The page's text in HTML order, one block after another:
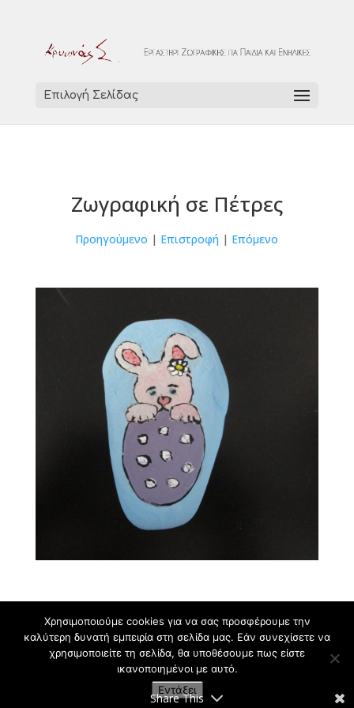
Επιλογή Σελίδας
Ζωγραφική σε Πέτρες
Προηγούμενο | Επιστροφή | Επόμενο
Εργαστήρι Ζωγραφικής για Παιδιά και Ενήλικες
Κρυωνάς Σ. | 2009-2021
Share This
Χρησιμοποιούμε cookies για να σας προσφέρουμε την
καλύτερη δυνατή εμπειρία στη σελίδα μας. Εάν συνεχίσετε να
χρησιμοποιείτε τη σελίδα, θα υποθέσουμε πως είστε
ικανοποιημένοι με αυτό.
Εντάξει